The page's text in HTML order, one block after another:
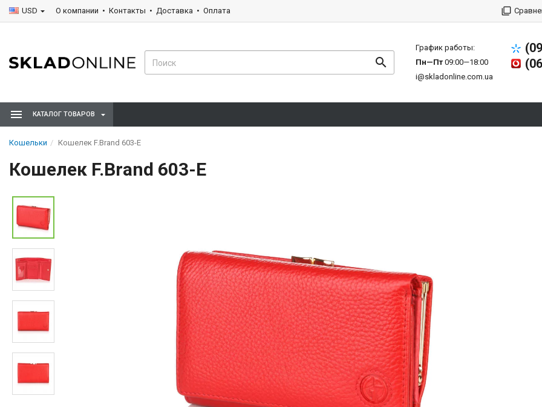
USD О компании Контакты Доставка Оплата
График работы:
Пн—Пт09:00—18:00
i@skladonline.com.ua
КАТАЛОГ ТОВАРОВ
Кошельки Кошелек F.Brand 603-E
Кошелек F.Brand 603-E